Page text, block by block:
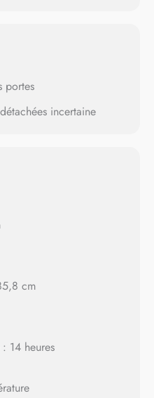
portes
incertaine
cm
14 heures